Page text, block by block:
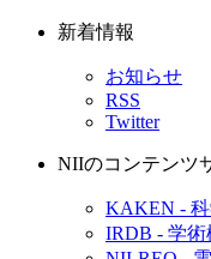
新着情報
お知らせ
RSS
Twitter
NIIのコンテンツ
KAKEN -
IRDB - 学